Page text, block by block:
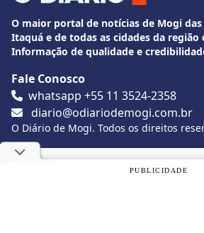
O maior portal de notícias de Mogi das
Itaquá e de todas as cidades da região
Informação de qualidade e
Fale Conosco
whatsapp +55 11 3524-2358
diario@odiariodemogi.com.br
O Diário de Mogi. Todos os direitos
Siga O Diário nas redes sociais
Utilizamos cookies, de acordo com
PUBLICIDADE